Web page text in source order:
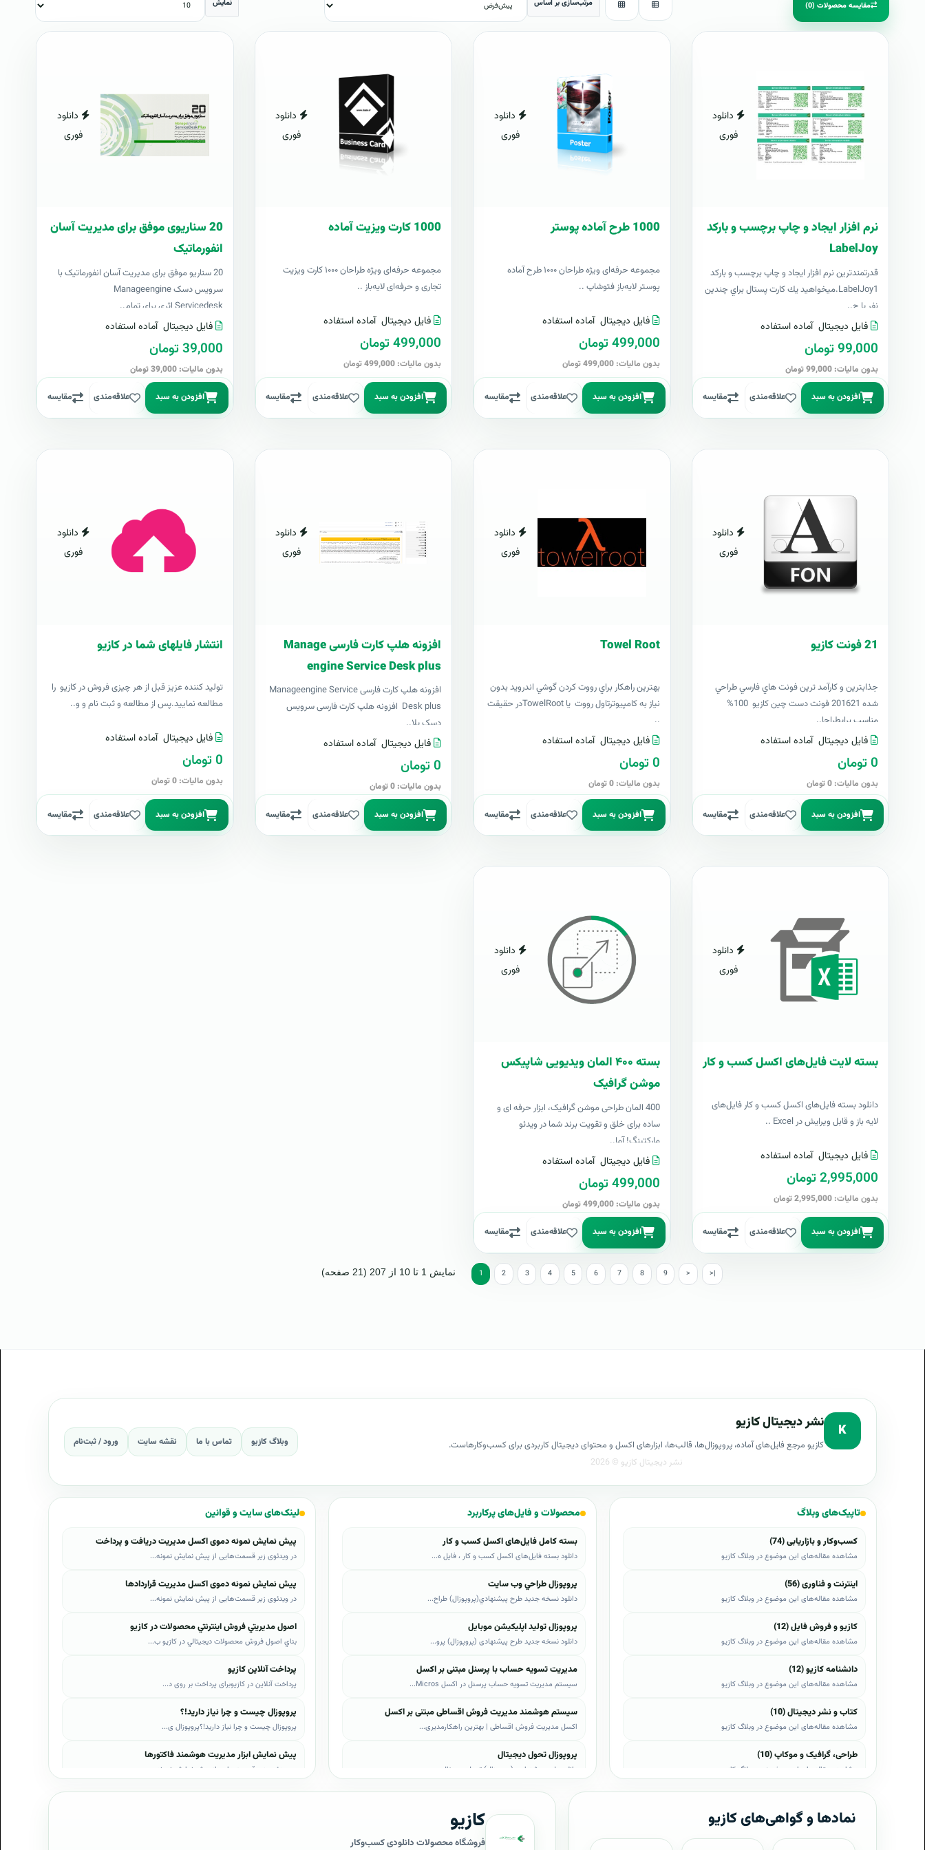
مقایسه محصولات (0) مرتب‌سازی بر اساس نمایش
دانلود
فوری
نرم افزار ایجاد و چاپ برچسب و بارکد
LabelJoy
قدرتمندترين نرم افزار ایجاد و چاپ برچسب و بارکد
LabelJoy1.ميخواهيد يك كارت پستال براي چندين
نفر يا چ..
فایل دیجیتال آماده استفاده
99,000 تومان
بدون مالیات: 99,000 تومان
افزودن به سبد علاقه‌مندی مقایسه
دانلود
فوری
1000 طرح آماده پوستر
مجموعه حرفه‌ای ویژه طراحان ۱۰۰۰ طرح آماده
پوستر لایه‌باز فتوشاپ ..
فایل دیجیتال آماده استفاده
499,000 تومان
بدون مالیات: 499,000 تومان
افزودن به سبد علاقه‌مندی مقایسه
دانلود
فوری
1000 کارت ويزيت آماده
مجموعه حرفه‌ای ویژه طراحان ۱۰۰۰ کارت ویزیت
تجاری و حرفه‌ای لایه‌باز ..
فایل دیجیتال آماده استفاده
499,000 تومان
بدون مالیات: 499,000 تومان
افزودن به سبد علاقه‌مندی مقایسه
دانلود
فوری
20 سناریوی موفق برای مدیریت آسان
انفورماتیک
20 سناریو موفق برای مدیریت آسان انفورماتیک با
سرویس دسک Manageengine
Servicedesk اثری برای تمام..
فایل دیجیتال آماده استفاده
39,000 تومان
بدون مالیات: 39,000 تومان
افزودن به سبد علاقه‌مندی مقایسه
دانلود
فوری
21 فونت کازيو
جذابترين و کارآمد ترين فونت هاي فارسي طراحي
شده 201621 فونت دست چين کازيو 100%
مناسب برايطراحا..
فایل دیجیتال آماده استفاده
0 تومان
بدون مالیات: 0 تومان
افزودن به سبد علاقه‌مندی مقایسه
دانلود
فوری
Towel Root
بهترين راهکار براي رووت کردن گوشي اندرويد بدون
نياز به کامپيوترتاول رووت يا TowelRootدر حقيقت
..
فایل دیجیتال آماده استفاده
0 تومان
بدون مالیات: 0 تومان
افزودن به سبد علاقه‌مندی مقایسه
دانلود
فوری
افزونه هلپ کارت فارسی Manage
engine Service Desk plus
افزونه هلپ کارت فارسی Manageengine Service
Desk plus افزونه هلپ کارت فارسی سرویس
دسک پلا..
فایل دیجیتال آماده استفاده
0 تومان
بدون مالیات: 0 تومان
افزودن به سبد علاقه‌مندی مقایسه
دانلود
فوری
انتشار فایلهای شما در کازیو
توليد کننده عزيز قبل از هر چیزی فروش در کازیو را
مطالعه نمایید.پس از مطالعه و ثبت نام و و..
فایل دیجیتال آماده استفاده
0 تومان
بدون مالیات: 0 تومان
افزودن به سبد علاقه‌مندی مقایسه
دانلود
فوری
بسته لایت فایل‌های اکسل کسب و کار
دانلود بسته فایل‌های اکسل کسب و کار فایل‌های
لایه باز و قابل ویرایش در Excel ..
فایل دیجیتال آماده استفاده
2,995,000 تومان
بدون مالیات: 2,995,000 تومان
افزودن به سبد علاقه‌مندی مقایسه
دانلود
فوری
بسته ۴۰۰ المان ویدیویی شاپیکس
موشن گرافیک
400 المان طراحی موشن گرافیک، ابزار حرفه ای و
ساده برای خلق و تقویت برند شما در ویدئو
مارکتینگ! آما..
فایل دیجیتال آماده استفاده
499,000 تومان
بدون مالیات: 499,000 تومان
افزودن به سبد علاقه‌مندی مقایسه
1 2 3 4 5 6 7 8 9 > >| نمایش 1 تا 10 از 207 (21 صفحه)
K نشر دیجیتال کازیو
کازیو مرجع فایل‌های آماده، پروپوزال‌ها، قالب‌ها، ابزارهای اکسل و محتوای دیجیتال کاربردی برای کسب‌وکارهاست. وبلاگ کازیو تماس با ما نقشه سایت ورود / ثبت‌نام
تاپیک‌های وبلاگ
کسب‌وکار و بازاریابی (74)
مشاهده مقاله‌های این موضوع در وبلاگ کازیو
اینترنت و فناوری (56)
مشاهده مقاله‌های این موضوع در وبلاگ کازیو
کازیو و فروش فایل (12)
مشاهده مقاله‌های این موضوع در وبلاگ کازیو
دانشنامه کازیو (12)
مشاهده مقاله‌های این موضوع در وبلاگ کازیو
کتاب و نشر دیجیتال (10)
مشاهده مقاله‌های این موضوع در وبلاگ کازیو
طراحی، گرافیک و موکاپ (10)
مشاهده مقاله‌های این موضوع در وبلاگ کازیو
مشاهده مقاله‌های این موضوع در وبلاگ کازیو
موبایل و اندروید (6)
محصولات و فایل‌های پرکاربرد
بسته کامل فایل‌های اکسل کسب و کار
دانلود بسته فایل‌های اکسل کسب و کار ، فایل ه...
پروپوزال طراحي وب سايت
دانلود نسخه جدید طرح پيشنهادي(پروپوزال) طراح...
پروپوزال تولید اپلیکیشن موبایل
دانلود نسخه جدید طرح پیشنهادی (پروپوزال) پرو...
مدیریت تسویه حساب با پرسنل مبتنی بر اکسل
سیستم مدیریت تسویه حساب پرسنل در اکسل Micros...
سیستم هوشمند مدیریت فروش اقساطی مبتنی بر اکسل
اکسل مدیریت فروش اقساطی | بهترین راهکارمدیری...
پروپوزال تحول دیجیتال
دانلود طرح پیشنهادی (پروپوزال) تحول دیجیتال،...
پروپوزال AI
دانلود طرح پيشنهادي(پروپوزال) هوش مصنوعی (AI...
پروپوزال بیزاجی
لینک‌های سایت و قوانین
پیش نمایش نمونه دموی اکسل مدیریت دریافت و پرداخت
در ویدئوی زیر قسمت‌هایی از پیش نمایش نمونه...
پیش نمایش نمونه دموی اکسل مدیریت قراردادها
در ویدئوی زیر قسمت‌هایی از پیش نمایش نمونه...
اصول مديريتي فروش اينترنتي محصولات در کازيو
بناي اصول فروش محصولات ديجيتالي در کازيو ب...
پرداخت آنلاین کازیو
پرداخت آنلاین در کازیوبرای پرداخت بر روی د...
پروپوزال چیست و چرا نیاز دارید!؟
پروپوزال چیست و چرا نیاز دارید!؟پروپوزال ی...
پیش نمایش ابزار مدیریت هوشمند فاکتورها
در ویدئوی زیر قسمت‌هایی از پیش نمایش نمونه...
نمادها و گواهی‌های کازیو کازیو
فروشگاه محصولات دانلودی کسب‌وکار